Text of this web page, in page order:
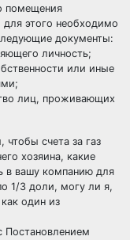
помещения
этого необходимо
документы:
личность;
или иные
лиц, проживающих
чтобы счета за газ
хозяина, какие
в вашу компанию для
1/3 доли, могу ли я,
один из
Постановлением